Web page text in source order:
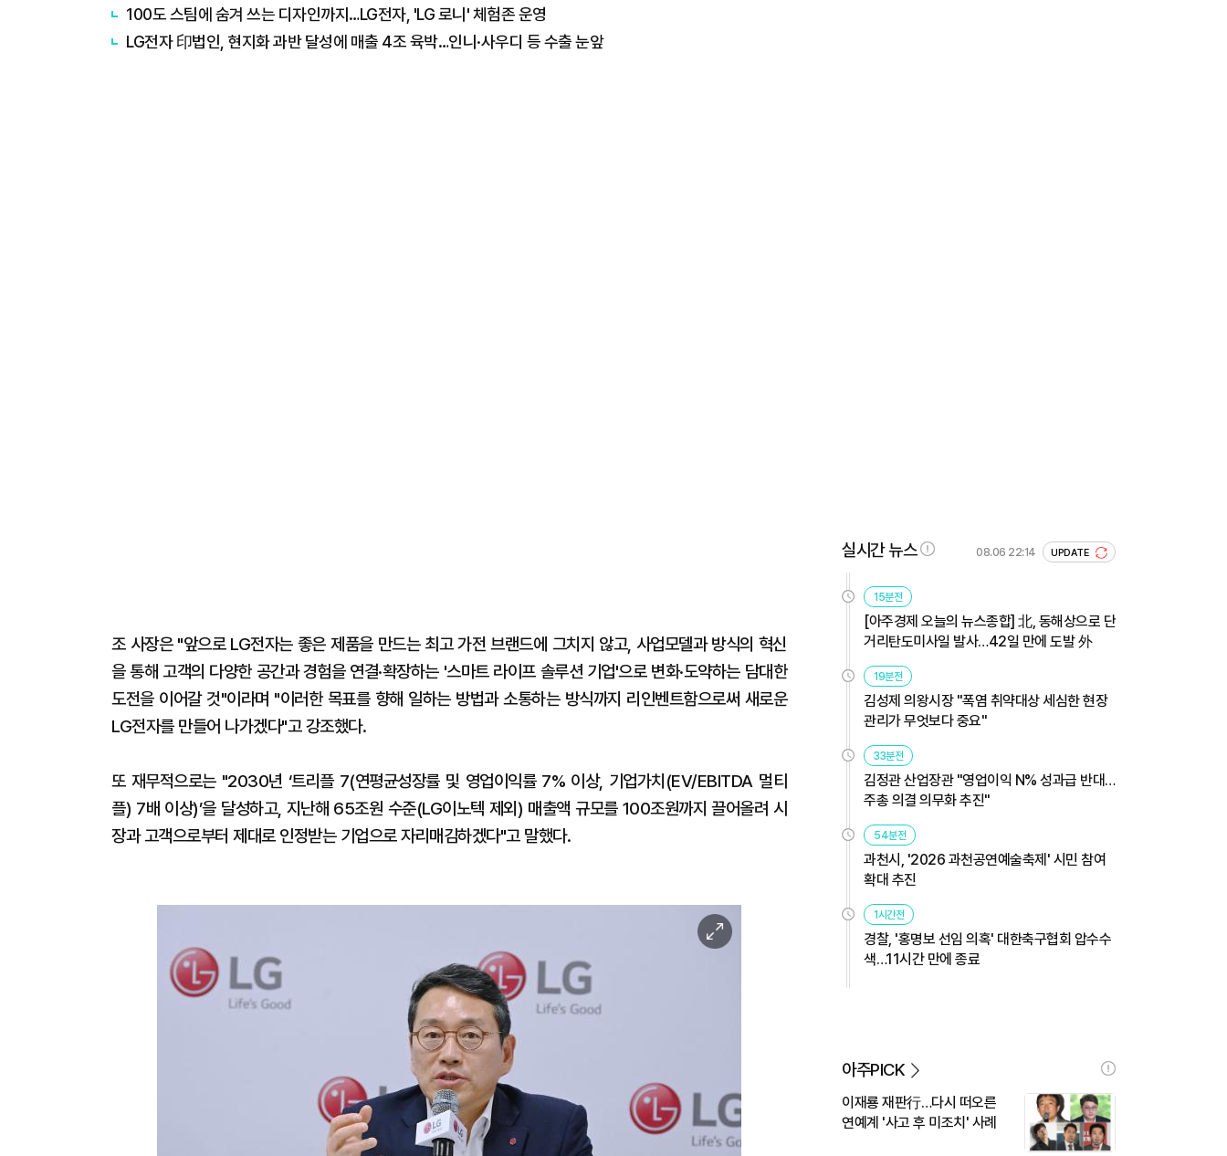
100도 스팀에 숨겨 쓰는 디자인까지…LG전자, 'LG 로니' 체험존 운영
LG전자 印법인, 현지화 과반 달성에 매출 4조 육박…인니·사우디 등 수출 눈앞
조 사장은 "앞으로 LG전자는 좋은 제품을 만드는 최고 가전 브랜드에 그치지 않고, 사업모델과 방식의 혁신
을 통해 고객의 다양한 공간과 경험을 연결·확장하는 '스마트 라이프 솔루션 기업'으로 변화·도약하는 담대한
도전을 이어갈 것"이라며 "이러한 목표를 향해 일하는 방법과 소통하는 방식까지 리인벤트함으로써 새로운
LG전자를 만들어 나가겠다"고 강조했다.
또 재무적으로는 "2030년 ‘트리플 7(연평균성장률 및 영업이익률 7% 이상, 기업가치(EV/EBITDA 멀티
플) 7배 이상)’을 달성하고, 지난해 65조원 수준(LG이노텍 제외) 매출액 규모를 100조원까지 끌어올려 시
장과 고객으로부터 제대로 인정받는 기업으로 자리매김하겠다"고 말했다.
이
미
실시간 뉴스 08.06 22:14 UPDATE
15분전
[아주경제 오늘의 뉴스종합] 北, 동해상으로 단
거리탄도미사일 발사…42일 만에 도발 外
19분전
김성제 의왕시장 "폭염 취약대상 세심한 현장
관리가 무엇보다 중요"
33분전
김정관 산업장관 "영업이익 N% 성과급 반대…
주총 의결 의무화 추진"
54분전
과천시, '2026 과천공연예술축제' 시민 참여
확대 추진
1시간전
경찰, '홍명보 선임 의혹' 대한축구협회 압수수
색…11시간 만에 종료
아주PICK
이재룡 재판行…다시 떠오른
연예계 '사고 후 미조치' 사례